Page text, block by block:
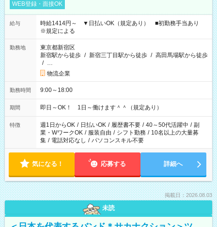
WEB登録・面接OK
給与
時給1414円～ ▼日払いOK（規定あり） ■初勤務手当あり
※規定による
勤務地
東京都新宿区
新宿駅から徒歩 / 新宿三丁目駅から徒歩 / 高田馬場駅から徒歩
/ …
物流企業
勤務時間 9:00～18:00
期間 即日～OK！ 1日～働けます＾＾（規定あり）
特徴 週1日からOK / 日払いOK / 履歴書不要 / 40～50代活躍中 / 副
業・WワークOK / 服装自由 / シフト勤務 / 10名以上の大量募
集 / 電話対応なし / パソコンスキル不要
気になる！ 応募する 詳細へ
掲載日：2026.08.03
未読